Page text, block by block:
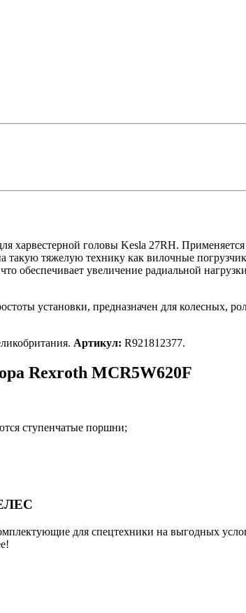
харвестерной головы Kesla 27RH.
такую тяжелую технику как вилочные
обеспечивает увеличение радиальной
установки, предназначен для колесных,
Артикул: R921812377.
Rexroth MCR5W620F
ступенчатые поршни;
для спецтехники на выгодных